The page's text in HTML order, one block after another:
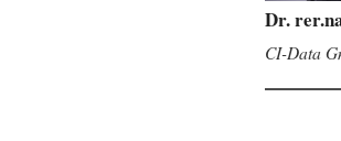
Dr.
CI-Data